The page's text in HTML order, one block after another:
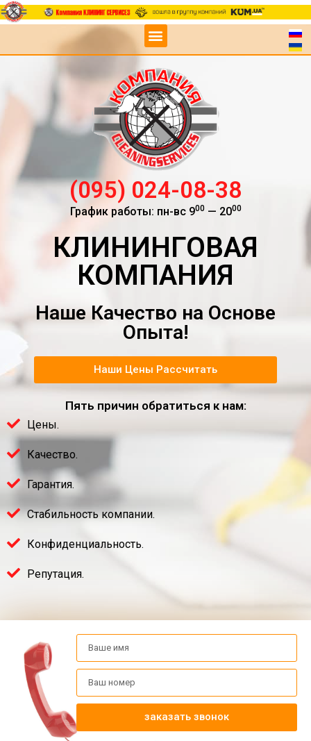
(095) 024-08-38
График работы: пн-вс 900— 2000
КЛИНИНГОВАЯ
КОМПАНИЯ
Наше Качество на Основе
Опыта!
Наши Цены Рассчитать
Пять причин обратиться к нам:
Цены.
Качество.
Гарантия.
Стабильность компании.
Конфиденциальность.
Репутация.
заказать звонок